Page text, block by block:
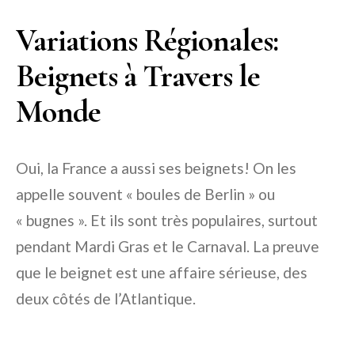
Variations Régionales:
Beignets à Travers le
Monde
Oui, la France a aussi ses beignets! On les
appelle souvent « boules de Berlin » ou
« bugnes ». Et ils sont très populaires, surtout
pendant Mardi Gras et le Carnaval. La preuve
que le beignet est une affaire sérieuse, des
deux côtés de l’Atlantique.